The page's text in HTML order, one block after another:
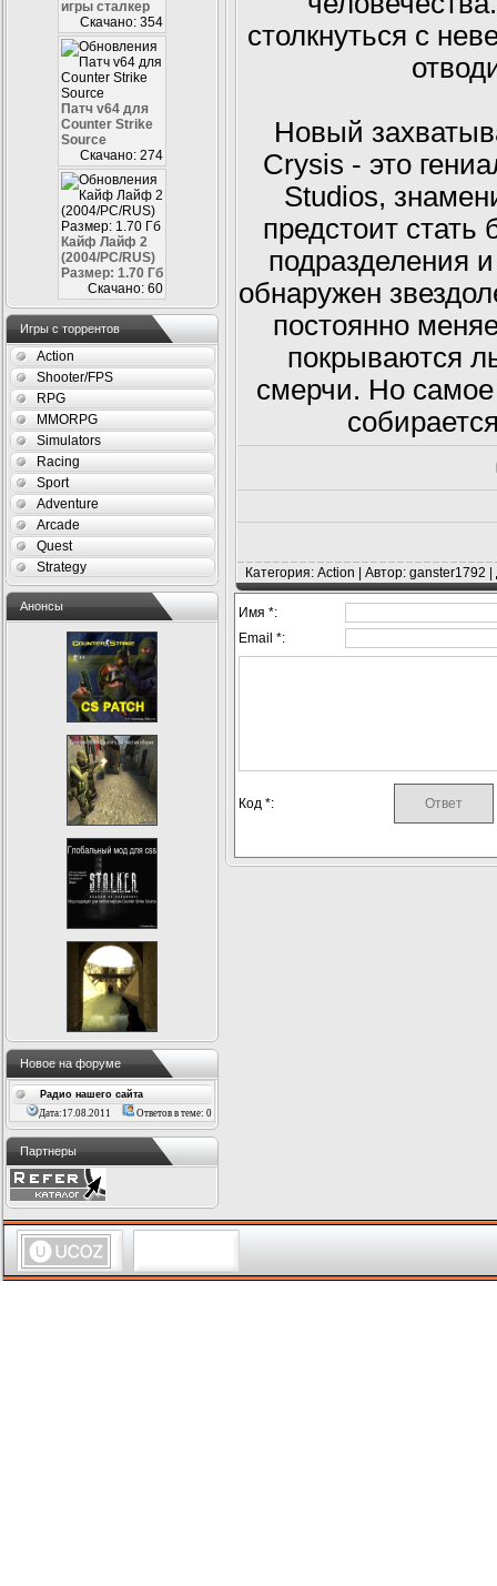
игры сталкер
Скачано: 354
Патч v64 для
Counter Strike
Source
Скачано: 274
Кайф Лайф 2
(2004/PC/RUS)
Размер: 1.70 Гб
Скачано: 60
Игры с торрентов
Action
Shooter/FPS
RPG
MMORPG
Simulators
Racing
Sport
Adventure
Arcade
Quest
Strategy
Анонсы
Новое на форуме
Радио нашего сайта
Дата:17.08.2011
Ответов в теме: 0
Партнеры
столкнуться с
Новый
Crysis - это
Studios,
предстоит стать
подразделения
обнаружен
постоянно
покрываются
смерчи. Но самое
Категория: Action | Автор: ganster1792
Имя *:
Email *:
Код *: